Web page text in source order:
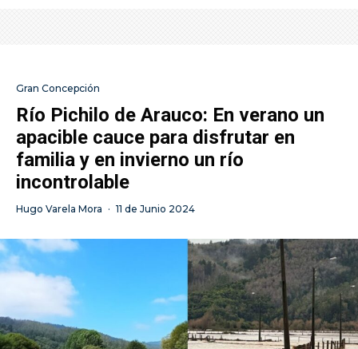
Gran Concepción
Río Pichilo de Arauco: En verano un
apacible cauce para disfrutar en
familia y en invierno un río
incontrolable
Hugo Varela Mora · 11 de Junio 2024